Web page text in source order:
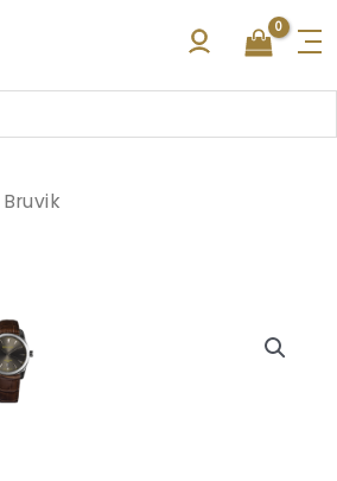
Bruvik